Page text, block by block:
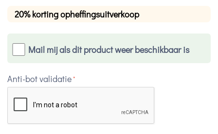
20% korting opheffingsuitverkoop
Mail mij als dit product weer beschikbaar is
Anti-bot validatie